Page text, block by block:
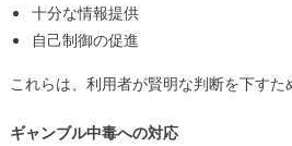
十分な情報提供
自己制御の促進
これらは、利用者が賢明な判断を下すた
ギャンブル中毒への対応